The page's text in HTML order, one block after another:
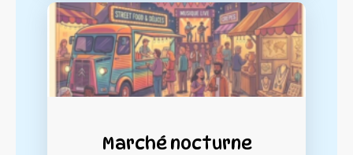
Marché nocturne